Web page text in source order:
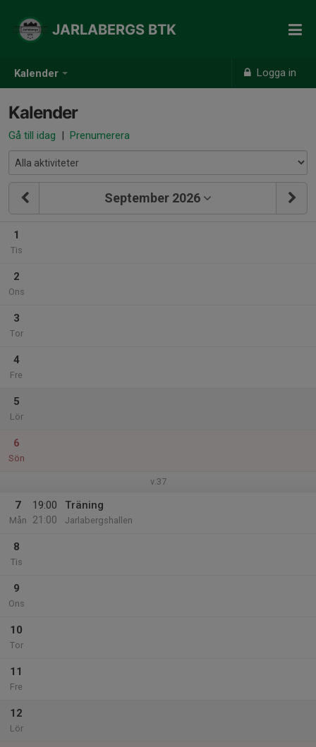
Kalender Logga in
JARLABERGS BTK
Kalender
Gå till idag | Prenumerera
September 2026
1
Tis
2
Ons
3
Tor
4
Fre
5
Lör
6
Sön
v.37
7
Mån
19:00
21:00
Träning
Jarlabergshallen
8
Tis
9
Ons
10
Tor
11
Fre
12
Lör